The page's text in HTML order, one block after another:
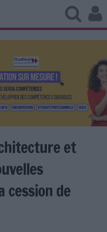
et
cession de